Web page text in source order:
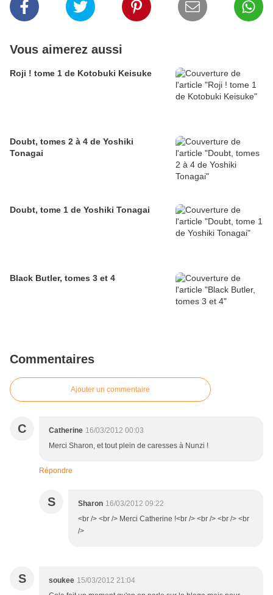
Vous aimerez aussi
Roji ! tome 1 de Kotobuki Keisuke
Doubt, tomes 2 à 4 de Yoshiki
Tonagai
Doubt, tome 1 de Yoshiki Tonagai
Black Butler, tomes 3 et 4
Commentaires
Ajouter un commentaire
C Catherine 16/03/2012 00:03
Merci Sharon, et tout plein de caresses à Nunzi !
Répondre
S Sharon 16/03/2012 09:22
<br /> <br /> Merci Catherine !<br /> <br /> <br /> <br
/>
S soukee 15/03/2012 21:04